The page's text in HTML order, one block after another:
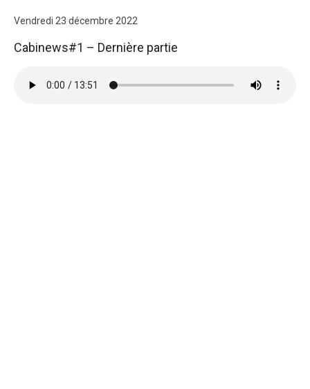
Vendredi 23 décembre 2022
Cabinews#1 – Dernière partie